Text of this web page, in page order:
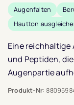
5.0
Augenfalten
Hautton
Eine reichhaltige
und Peptiden,
Augenpartie
Produkt-Nr: